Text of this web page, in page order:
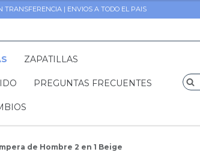
TRANSFERENCIA | ENVIOS A TODO EL PAIS
ZAPATILLAS
PREGUNTAS FRECUENTES
de Hombre 2 en 1 Beige